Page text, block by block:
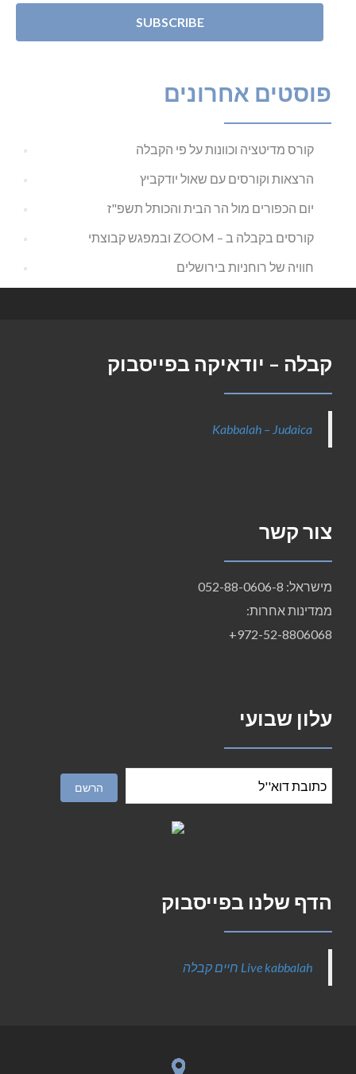
פוסטים אחרונים
קורס מדיטציה וכוונות על פי הקבלה
הרצאות וקורסים עם שאול יודקביץ
יום הכפורים מול הר הבית והכותל תשפ"ז
קורסים בקבלה ב – ZOOM ובמפגש קבוצתי
חוויה של רוחניות בירושלים
קבלה – יודאיקה בפייסבוק
Kabbalah – Judaica
צור קשר
מישראל: 052-88-0606-8
ממדינות אחרות:
972-52-8806068+
עלון שבועי
הדף שלנו בפייסבוק
‎Live kabbalah חיים קבלה‎